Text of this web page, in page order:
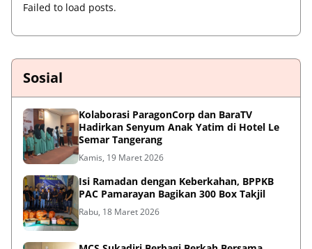
Failed to load posts.
Sosial
Kolaborasi ParagonCorp dan BaraTV
Hadirkan Senyum Anak Yatim di Hotel Le
Semar Tangerang
Kamis, 19 Maret 2026
Isi Ramadan dengan Keberkahan, BPPKB
PAC Pamarayan Bagikan 300 Box Takjil
Rabu, 18 Maret 2026